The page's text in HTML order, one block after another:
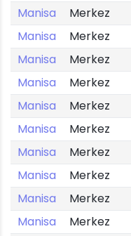
Manisa
Merkez
Manisa
Merkez
Manisa
Merkez
Manisa
Merkez
Manisa
Merkez
Manisa
Merkez
Manisa
Merkez
Manisa
Merkez
Manisa
Merkez
Manisa
Merkez